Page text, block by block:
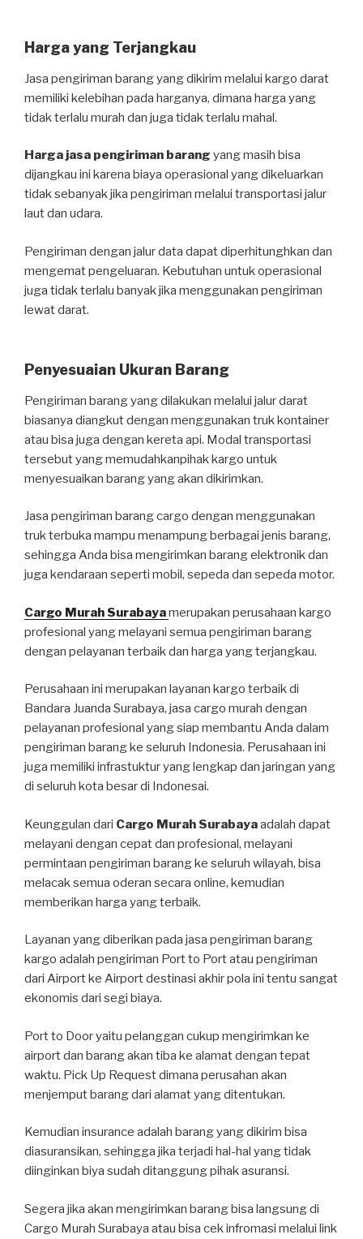
Harga yang Terjangkau
Jasa pengiriman barang yang dikirim melalui kargo darat
memiliki kelebihan pada harganya, dimana harga yang
tidak terlalu murah dan juga tidak terlalu mahal.
Harga jasa pengiriman barang yang masih bisa
dijangkau ini karena biaya operasional yang dikeluarkan
tidak sebanyak jika pengiriman melalui transportasi jalur
laut dan udara.
Pengiriman dengan jalur data dapat diperhitunghkan dan
mengemat pengeluaran. Kebutuhan untuk operasional
juga tidak terlalu banyak jika menggunakan pengiriman
lewat darat.
Penyesuaian Ukuran Barang
Pengiriman barang yang dilakukan melalui jalur darat
biasanya diangkut dengan menggunakan truk kontainer
atau bisa juga dengan kereta api. Modal transportasi
tersebut yang memudahkanpihak kargo untuk
menyesuaikan barang yang akan dikirimkan.
Jasa pengiriman barang cargo dengan menggunakan
truk terbuka mampu menampung berbagai jenis barang,
sehingga Anda bisa mengirimkan barang elektronik dan
juga kendaraan seperti mobil, sepeda dan sepeda motor.
Cargo Murah Surabayamerupakan perusahaan kargo
profesional yang melayani semua pengiriman barang
dengan pelayanan terbaik dan harga yang terjangkau.
Perusahaan ini merupakan layanan kargo terbaik di
Bandara Juanda Surabaya, jasa cargo murah dengan
pelayanan profesional yang siap membantu Anda dalam
pengiriman barang ke seluruh Indonesia. Perusahaan ini
juga memiliki infrastuktur yang lengkap dan jaringan yang
di seluruh kota besar di Indonesai.
Keunggulan dari Cargo Murah Surabayaadalah dapat
melayani dengan cepat dan profesional, melayani
permintaan pengiriman barang ke seluruh wilayah, bisa
melacak semua oderan secara online, kemudian
memberikan harga yang terbaik.
Layanan yang diberikan pada jasa pengiriman barang
kargo adalah pengiriman Port to Port atau pengiriman
dari Airport ke Airport destinasi akhir pola ini tentu sangat
ekonomis dari segi biaya.
Port to Door yaitu pelanggan cukup mengirimkan ke
airport dan barang akan tiba ke alamat dengan tepat
waktu. Pick Up Request dimana perusahan akan
menjemput barang dari alamat yang ditentukan.
Kemudian insurance adalah barang yang dikirim bisa
diasuransikan, sehingga jika terjadi hal-hal yang tidak
diinginkan biya sudah ditanggung pihak asuransi.
Segera jika akan mengirimkan barang bisa langsung di
Cargo Murah Surabaya atau bisa cek infromasi melalui link